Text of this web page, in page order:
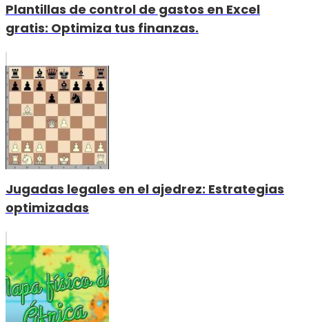
Plantillas de control de gastos en Excel
gratis: Optimiza tus finanzas.
Jugadas legales en el ajedrez: Estrategias
optimizadas